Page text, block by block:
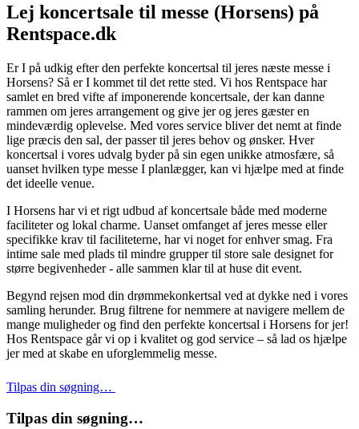
Lej koncertsale til messe (Horsens) på
Rentspace.dk
Er I på udkig efter den perfekte koncertsal til jeres næste messe i
Horsens? Så er I kommet til det rette sted. Vi hos Rentspace har
samlet en bred vifte af imponerende koncertsale, der kan danne
rammen om jeres arrangement og give jer og jeres gæster en
mindeværdig oplevelse. Med vores service bliver det nemt at finde
lige præcis den sal, der passer til jeres behov og ønsker. Hver
koncertsal i vores udvalg byder på sin egen unikke atmosfære, så
uanset hvilken type messe I planlægger, kan vi hjælpe med at finde
det ideelle venue.
I Horsens har vi et rigt udbud af koncertsale både med moderne
faciliteter og lokal charme. Uanset omfanget af jeres messe eller
specifikke krav til faciliteterne, har vi noget for enhver smag. Fra
intime sale med plads til mindre grupper til store sale designet for
større begivenheder - alle sammen klar til at huse dit event.
Begynd rejsen mod din drømmekonkertsal ved at dykke ned i vores
samling herunder. Brug filtrene for nemmere at navigere mellem de
mange muligheder og find den perfekte koncertsal i Horsens for jer!
Hos Rentspace går vi op i kvalitet og god service – så lad os hjælpe
jer med at skabe en uforglemmelig messe.
Tilpas din søgning…
Tilpas din søgning…